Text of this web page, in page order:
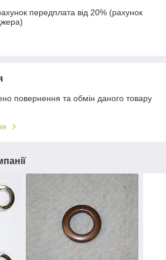
передплата від 20% (рахунок
повернення та обмін даного товару